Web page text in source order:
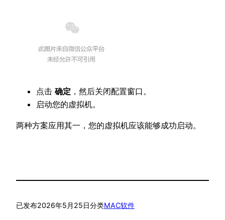
点击 确定 ，然后关闭配置窗口。
启动您的虚拟机。
两种方案应用其一，您的虚拟机应该能够成功启动。
已发布2026年5月25日分类MAC软件